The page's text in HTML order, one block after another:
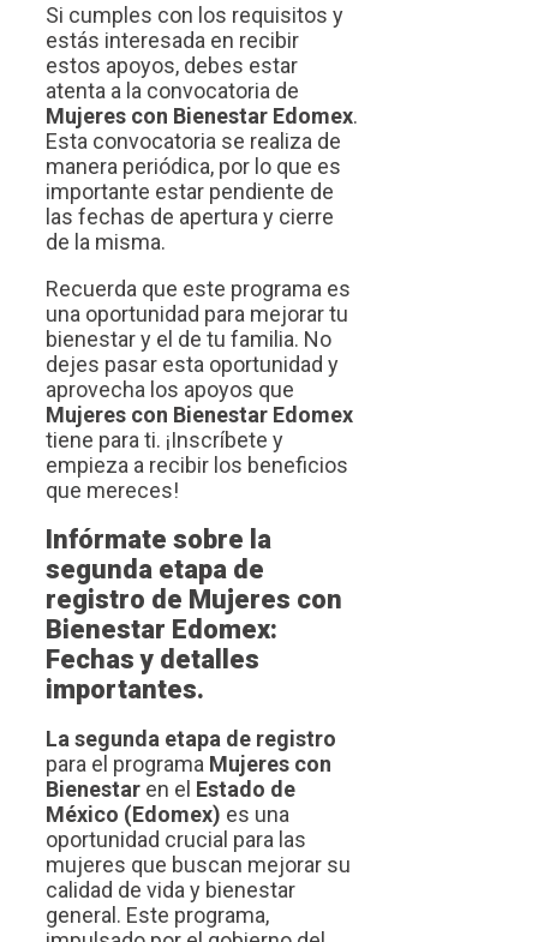
Si cumples con los requisitos y
estás interesada en recibir
estos apoyos, debes estar
atenta a la convocatoria de
Mujeres con Bienestar Edomex.
Esta convocatoria se realiza de
manera periódica, por lo que es
importante estar pendiente de
las fechas de apertura y cierre
de la misma.
Recuerda que este programa es
una oportunidad para mejorar tu
bienestar y el de tu familia. No
dejes pasar esta oportunidad y
aprovecha los apoyos que
Mujeres con Bienestar Edomex
tiene para ti. ¡Inscríbete y
empieza a recibir los beneficios
que mereces!
Infórmate sobre la
segunda etapa de
registro de Mujeres con
Bienestar Edomex:
Fechas y detalles
importantes.
La segunda etapa de registro
para el programa Mujeres con
Bienestar en el Estado de
México (Edomex) es una
oportunidad crucial para las
mujeres que buscan mejorar su
calidad de vida y bienestar
general. Este programa,